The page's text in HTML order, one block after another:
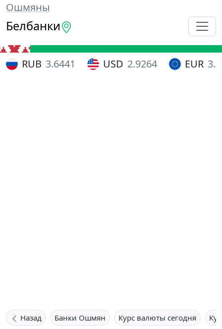
Ошмяны
Белбанки
RUB 3.6441 USD 2.9264 EUR
Назад Банки Ошмян Курс валюты сегодня